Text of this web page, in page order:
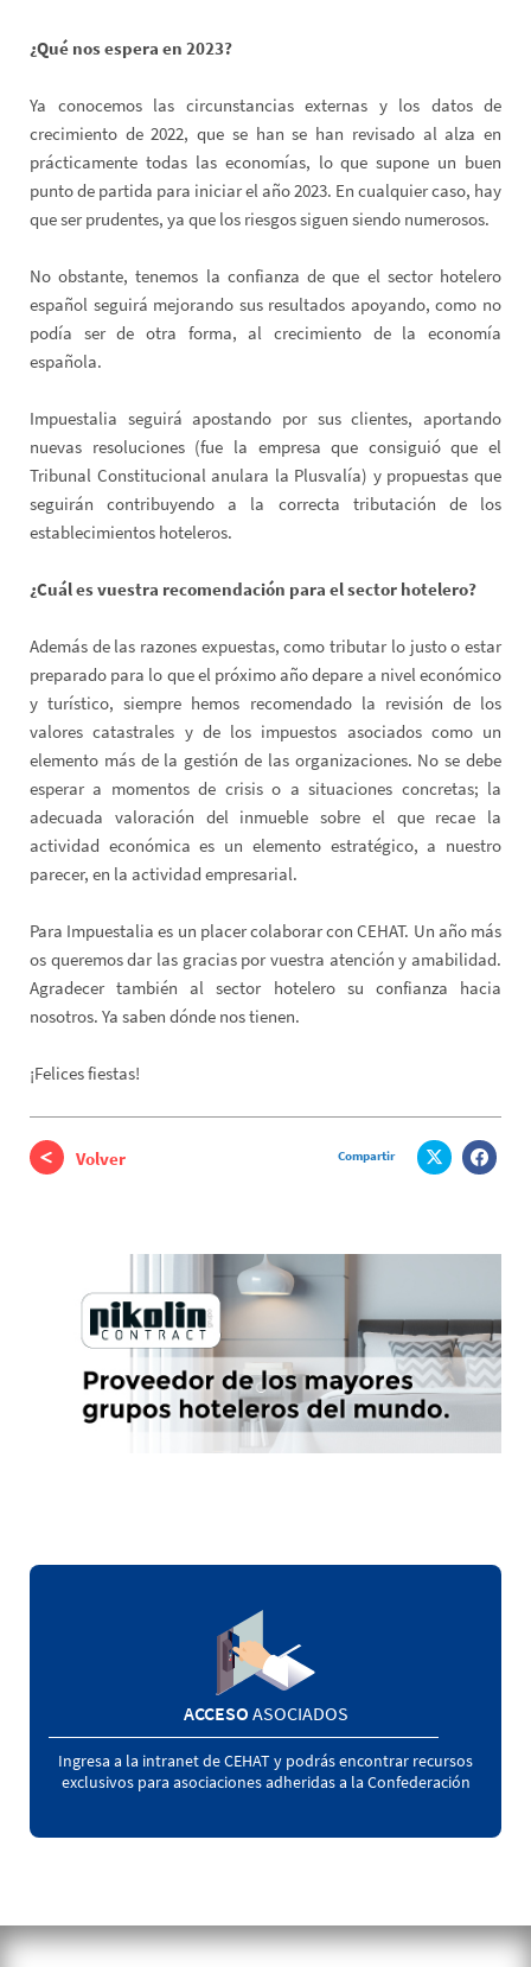
¿Qué nos espera en 2023?
Ya conocemos las circunstancias externas y los datos de
crecimiento de 2022, que se han se han revisado al alza en
prácticamente todas las economías, lo que supone un buen
punto de partida para iniciar el año 2023. En cualquier caso, hay
que ser prudentes, ya que los riesgos siguen siendo numerosos.
No obstante, tenemos la confianza de que el sector hotelero
español seguirá mejorando sus resultados apoyando, como no
podía ser de otra forma, al crecimiento de la economía
española.
Impuestalia seguirá apostando por sus clientes, aportando
nuevas resoluciones (fue la empresa que consiguió que el
Tribunal Constitucional anulara la Plusvalía) y propuestas que
seguirán contribuyendo a la correcta tributación de los
establecimientos hoteleros.
¿Cuál es vuestra recomendación para el sector hotelero?
Además de las razones expuestas, como tributar lo justo o estar
preparado para lo que el próximo año depare a nivel económico
y turístico, siempre hemos recomendado la revisión de los
valores catastrales y de los impuestos asociados como un
elemento más de la gestión de las organizaciones. No se debe
esperar a momentos de crisis o a situaciones concretas; la
adecuada valoración del inmueble sobre el que recae la
actividad económica es un elemento estratégico, a nuestro
parecer, en la actividad empresarial.
Para Impuestalia es un placer colaborar con CEHAT. Un año más
os queremos dar las gracias por vuestra atención y amabilidad.
Agradecer también al sector hotelero su confianza hacia
nosotros. Ya saben dónde nos tienen.
¡Felices fiestas!
Volver Compartir
ACCESO ASOCIADOS
Ingresa a la intranet de CEHAT y podrás encontrar recursos
exclusivos para asociaciones adheridas a la Confederación